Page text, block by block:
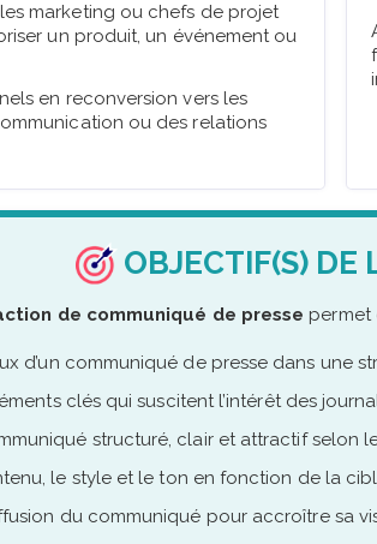
marketing ou chefs de projet
un produit, un événement ou
en reconversion vers les
ou des relations
OBJECTIF(S) DE
de communiqué de presse permet
d’un communiqué de presse dans une
clés qui suscitent l’intérêt des
structuré, clair et attractif selon
le style et le ton en fonction de la
du communiqué pour accroître sa